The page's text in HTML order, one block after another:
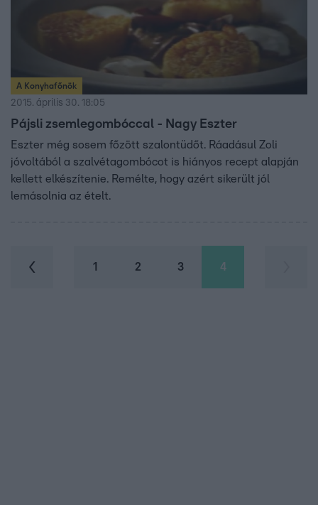
A Konyhafőnök
2015. április 30. 18:05
Pájsli zsemlegombóccal - Nagy Eszter
Eszter még sosem főzött szalontüdőt. Ráadásul Zoli
jóvoltából a szalvétagombócot is hiányos recept alapján
kellett elkészítenie. Remélte, hogy azért sikerült jól
lemásolnia az ételt.
1 2 3 4